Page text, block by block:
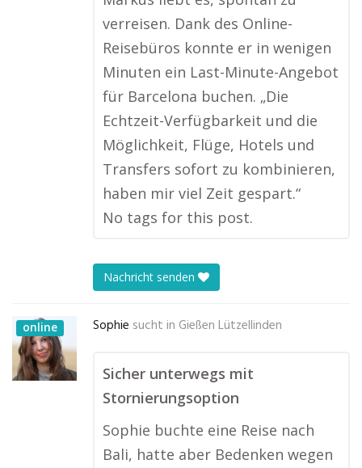
verreisen. Dank des Online-
Reisebüros konnte er in wenigen
Minuten ein Last-Minute-Angebot
für Barcelona buchen. „Die
Echtzeit-Verfügbarkeit und die
Möglichkeit, Flüge, Hotels und
Transfers sofort zu kombinieren,
haben mir viel Zeit gespart.“
No tags for this post.
Nachricht senden
online Sophie sucht in Gießen Lützellinden
Sicher unterwegs mit
Stornierungsoption
Sophie buchte eine Reise nach
Bali, hatte aber Bedenken wegen